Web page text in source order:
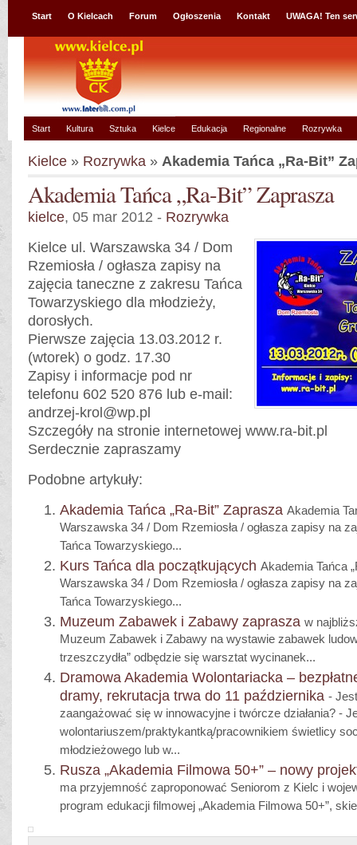
Start O Kielcach Forum Ogłoszenia Kontakt UWAGA! Ten
Start Kultura Sztuka Kielce Edukacja Regionalne Rozrywka
Kielce » Rozrywka » Akademia Tańca „Ra-Bit”
Akademia Tańca „Ra-Bit” Zaprasza
kielce, 05 mar 2012 - Rozrywka
Kielce ul. Warszawska 34 / Dom
Rzemiosła / ogłasza zapisy na
zajęcia taneczne z zakresu Tańca
Towarzyskiego dla młodzieży,
dorosłych.
Pierwsze zajęcia 13.03.2012 r.
(wtorek) o godz. 17.30
Zapisy i informacje pod nr
telefonu 602 520 876 lub e-mail:
andrzej-krol@wp.pl
Szczegóły na stronie internetowej www.ra-bit.pl
Serdecznie zapraszamy
Podobne artykuły:
Akademia Tańca „Ra-Bit” Zaprasza Akademia
Warszawska 34 / Dom Rzemiosła / ogłasza zapisy na
Tańca Towarzyskiego...
Kurs Tańca dla początkujących Akademia Tańca
Warszawska 34 / Dom Rzemiosła / ogłasza zapisy na
Tańca Towarzyskiego...
Muzeum Zabawek i Zabawy zaprasza w
Muzeum Zabawek i Zabawy na wystawie zabawek
trzeszczydła” odbędzie się warsztat wycinanek...
Dramowa Akademia Wolontariacka –
dramy, rekrutacja trwa do 11 października -
zaangażować się w innowacyjne i twórcze działania? -
wolontariuszem/praktykantką/pracownikiem świetlicy
młodzieżowego lub w...
Rusza „Akademia Filmowa 50+” – nowy
ma przyjemność zaproponować Seniorom z Kielc i
program edukacji filmowej „Akademia Filmowa 50+”,